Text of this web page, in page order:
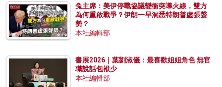
兔主席：美伊停戰協議變衝突導火線，雙方
為何重啟戰爭？伊朗一早洞悉特朗普虛張聲
勢？
本社編輯部
書展2026｜葉劉淑儀：最喜歡姐姐角色 無官
職說話包袱少
本社編輯部